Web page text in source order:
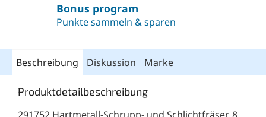
Bonus program
Punkte sammeln & sparen
Beschreibung Diskussion Marke
Produktdetailbeschreibung